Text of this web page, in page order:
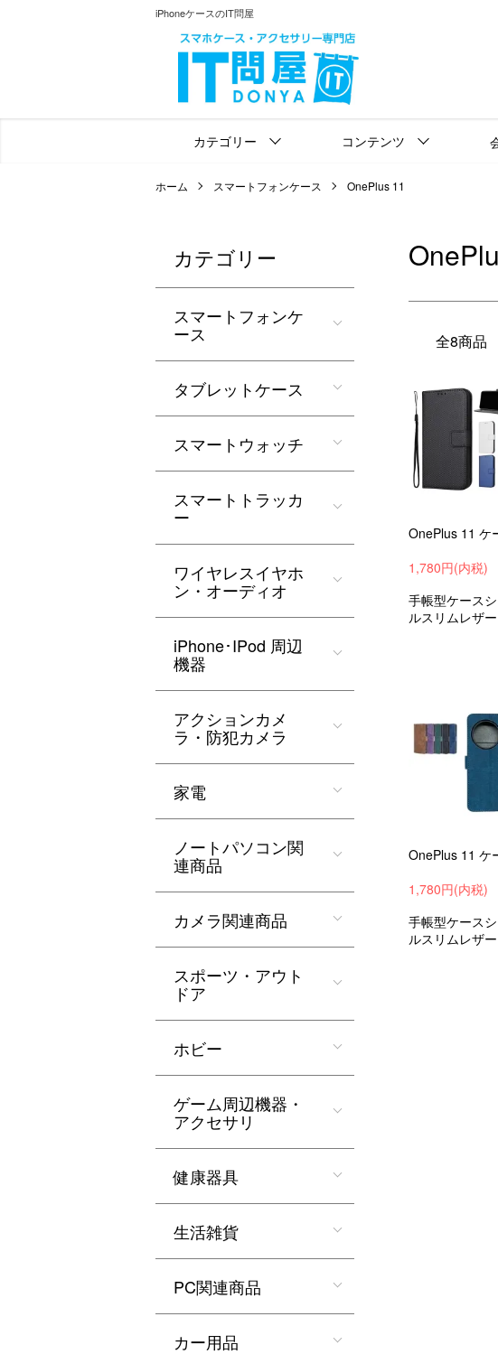
iPhoneケースのIT問屋
カテゴリー コンテンツ
ホーム スマートフォンケース OnePlus 11
全8商品
1,780円(内税)
手帳型ケース
ルスリムレザ
1,780円(内税)
手帳型ケース
ルスリムレザ
カテゴリー
スマートフォンケ
ース
タブレットケース
スマートウォッチ
スマートトラッカ
ー
ワイヤレスイヤホ
ン・オーディオ
iPhone･IPod 周辺
機器
アクションカメ
ラ・防犯カメラ
家電
ノートパソコン関
連商品
カメラ関連商品
スポーツ・アウト
ドア
ホビー
ゲーム周辺機器・
アクセサリ
健康器具
生活雑貨
PC関連商品
カー用品